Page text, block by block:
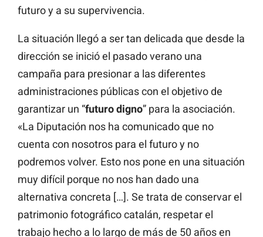
futuro y a su supervivencia.
La situación llegó a ser tan delicada que desde la
dirección se inició el pasado verano una
campaña para presionar a las diferentes
administraciones públicas con el objetivo de
garantizar un “futurodigno” para la asociación.
«La Diputación nos ha comunicado que no
cuenta con nosotros para el futuro y no
podremos volver. Esto nos pone en una situación
muy difícil porque no nos han dado una
alternativa concreta […]. Se trata de conservar el
patrimonio fotográfico catalán, respetar el
trabajo hecho a lo largo de más de 50 años en